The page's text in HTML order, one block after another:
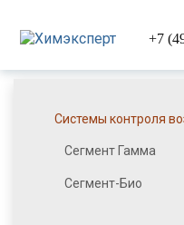
+7
Системы контроля
Сегмент Гамма
Сегмент-Био